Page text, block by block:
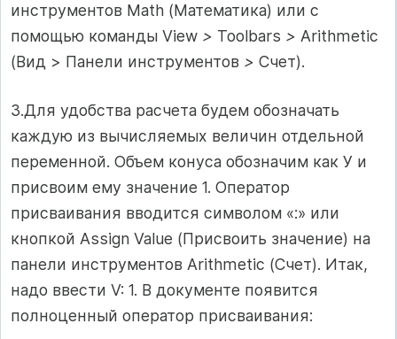
инструментов Math (Математика) или с
помощью команды View > Toolbars > Arithmetic
(Вид > Панели инструментов > Счет).
3.Для удобства расчета будем обозначать
каждую из вычисляемых величин отдельной
переменной. Объем конуса обозначим как У и
присвоим ему значение 1. Оператор
присваивания вводится символом «:» или
кнопкой Assign Value (Присвоить значение) на
панели инструментов Arithmetic (Счет). Итак,
надо ввести V: 1. В документе появится
полноценный оператор присваивания: